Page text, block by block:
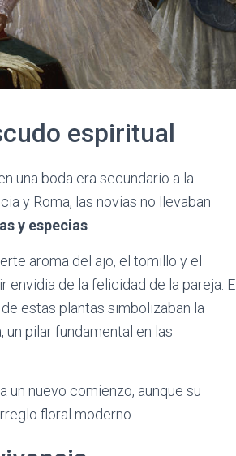
espiritual
una boda era secundario a la
y Roma, las novias no llevaban
y especias
aroma del ajo, el tomillo y el
de la felicidad de la pareja. El
de estas plantas simbolizaban la
un pilar fundamental en las
nuevo comienzo, aunque su
floral moderno.